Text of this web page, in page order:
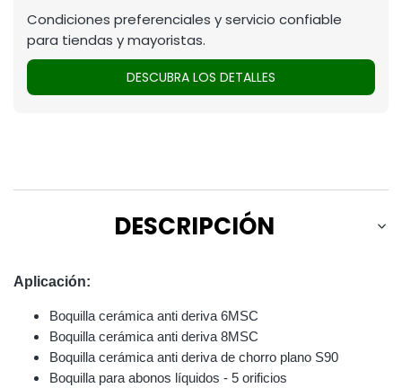
Condiciones preferenciales y servicio confiable
para tiendas y mayoristas.
DESCUBRA LOS DETALLES
DESCRIPCIÓN
Aplicación:
Boquilla cerámica anti deriva 6MSC
Boquilla cerámica anti deriva 8MSC
Boquilla cerámica anti deriva de chorro plano S90
Boquilla para abonos líquidos - 5 orificios